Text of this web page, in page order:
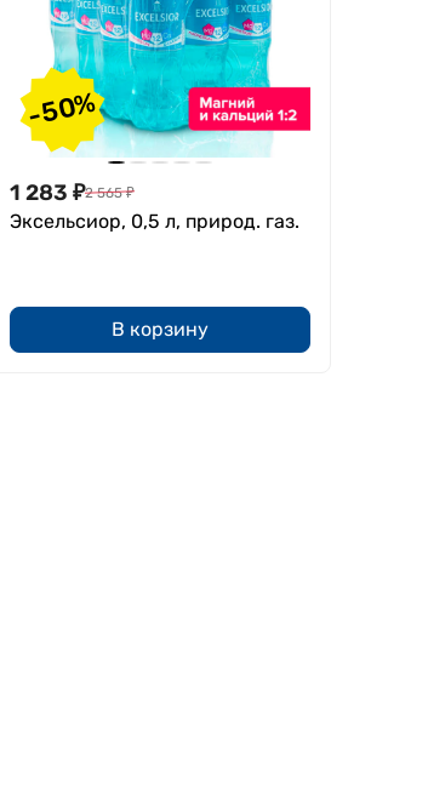
-50%
1 283 ₽2 565 ₽
Эксельсиор, 0,5 л, природ. газ.
В корзину